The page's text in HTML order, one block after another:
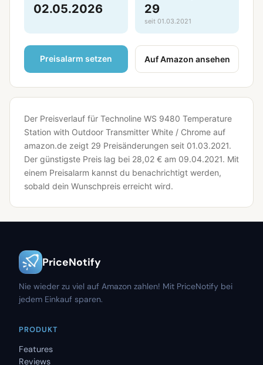
02.05.2026 29
seit 01.03.2021
Preisalarm setzen Auf Amazon ansehen
Der Preisverlauf für Technoline WS 9480 Temperature
Station with Outdoor Transmitter White / Chrome auf
amazon.de zeigt 29 Preisänderungen seit 01.03.2021.
Der günstigste Preis lag bei 28,02 € am 09.04.2021. Mit
einem Preisalarm kannst du benachrichtigt werden,
sobald dein Wunschpreis erreicht wird.
PriceNotify
Nie wieder zu viel auf Amazon zahlen! Mit PriceNotify bei
jedem Einkauf sparen.
PRODUKT
Features
Reviews